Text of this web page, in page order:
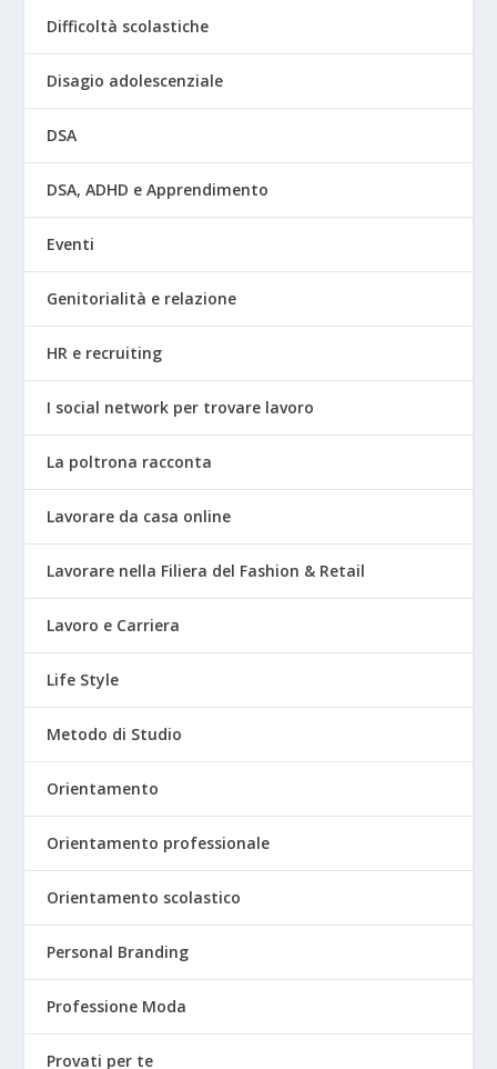
Difficoltà scolastiche
Disagio adolescenziale
DSA
DSA, ADHD e Apprendimento
Eventi
Genitorialità e relazione
HR e recruiting
I social network per trovare lavoro
La poltrona racconta
Lavorare da casa online
Lavorare nella Filiera del Fashion & Retail
Lavoro e Carriera
Life Style
Metodo di Studio
Orientamento
Orientamento professionale
Orientamento scolastico
Personal Branding
Professione Moda
Provati per te